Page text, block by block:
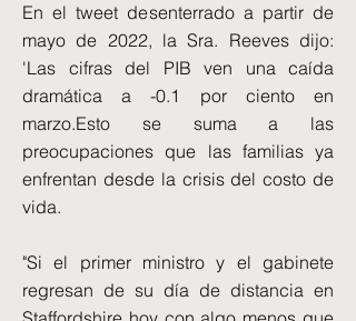
En el tweet desenterrado a partir de
mayo de 2022, la Sra. Reeves dijo:
'Las cifras del PIB ven una caída
dramática a -0.1 por ciento en
marzo.Esto se suma a las
preocupaciones que las familias ya
enfrentan desde la crisis del costo de
vida.
"Si el primer ministro y el gabinete
regresan de su día de distancia en